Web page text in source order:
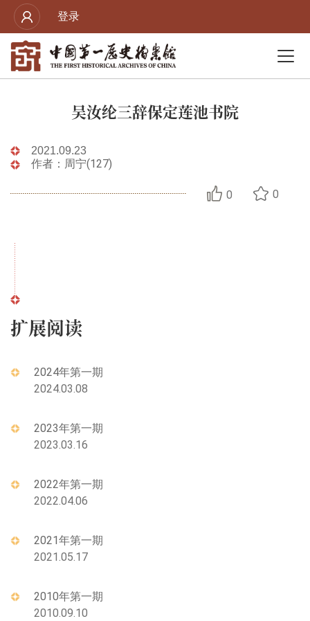
登录
吴汝纶三辞保定莲池书院
2021.09.23
作者：周宁(127)
0 0
扩展阅读
2024年第一期
2024.03.08
2023年第一期
2023.03.16
2022年第一期
2022.04.06
2021年第一期
2021.05.17
2010年第一期
2010.09.10